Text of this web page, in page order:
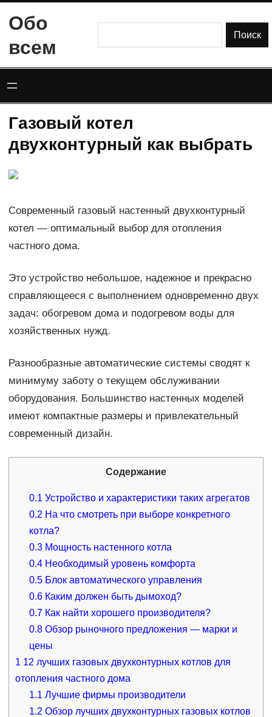
содержимому
Обо
всем
Поиск
Газовый котел
двухконтурный как выбрать
Современный газовый настенный двухконтурный
котел — оптимальный выбор для отопления
частного дома.
Это устройство небольшое, надежное и прекрасно
справляющееся с выполнением одновременно двух
задач: обогревом дома и подогревом воды для
хозяйственных нужд.
Разнообразные автоматические системы сводят к
минимуму заботу о текущем обслуживании
оборудования. Большинство настенных моделей
имеют компактные размеры и привлекательный
современный дизайн.
Содержание
0.1 Устройство и характеристики таких агрегатов
0.2 На что смотреть при выборе конкретного
котла?
0.3 Мощность настенного котла
0.4 Необходимый уровень комфорта
0.5 Блок автоматического управления
0.6 Каким должен быть дымоход?
0.7 Как найти хорошего производителя?
0.8 Обзор рыночного предложения — марки и
цены
1 12 лучших газовых двухконтурных котлов для
отопления частного дома
1.1 Лучшие фирмы производители
1.2 Обзор лучших двухконтурных газовых котлов